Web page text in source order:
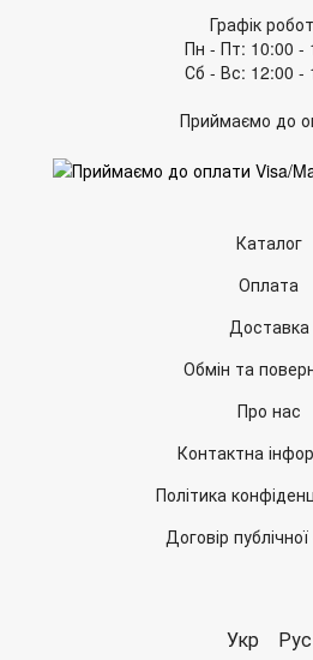
Графік
Пн - Пт: 10:00 -
Сб - Вс: 12:00 -
Приймаємо до
Каталог
Оплата
Доставка
Обмін та
Про нас
Контактна
Політика
Договір
Укр Рус